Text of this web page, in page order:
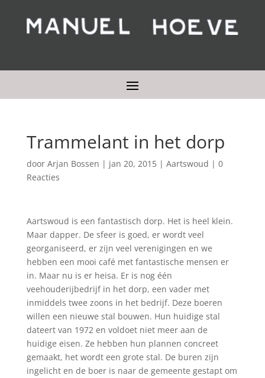
Trammelant in het dorp
door Arjan Bossen | jan 20, 2015| Aartswoud | 0
Reacties
Aartswoud is een fantastisch dorp. Het is heel klein.
Maar dapper. De sfeer is goed, er wordt veel
georganiseerd, er zijn veel verenigingen en we
hebben een mooi café met fantastische mensen er
in. Maar nu is er heisa. Er is nog één
veehouderijbedrijf in het dorp, een vader met
inmiddels twee zoons in het bedrijf. Deze boeren
willen een nieuwe stal bouwen. Hun huidige stal
dateert van 1972 en voldoet niet meer aan de
huidige eisen. Ze hebben hun plannen concreet
gemaakt, het wordt een grote stal. De buren zijn
ingelicht en de boer is naar de gemeente gestapt om